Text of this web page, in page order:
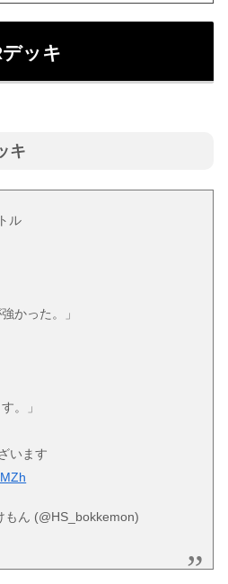
ッキ
キ
ル
かった。」
。」
います
ん (@HS_bokkemon)